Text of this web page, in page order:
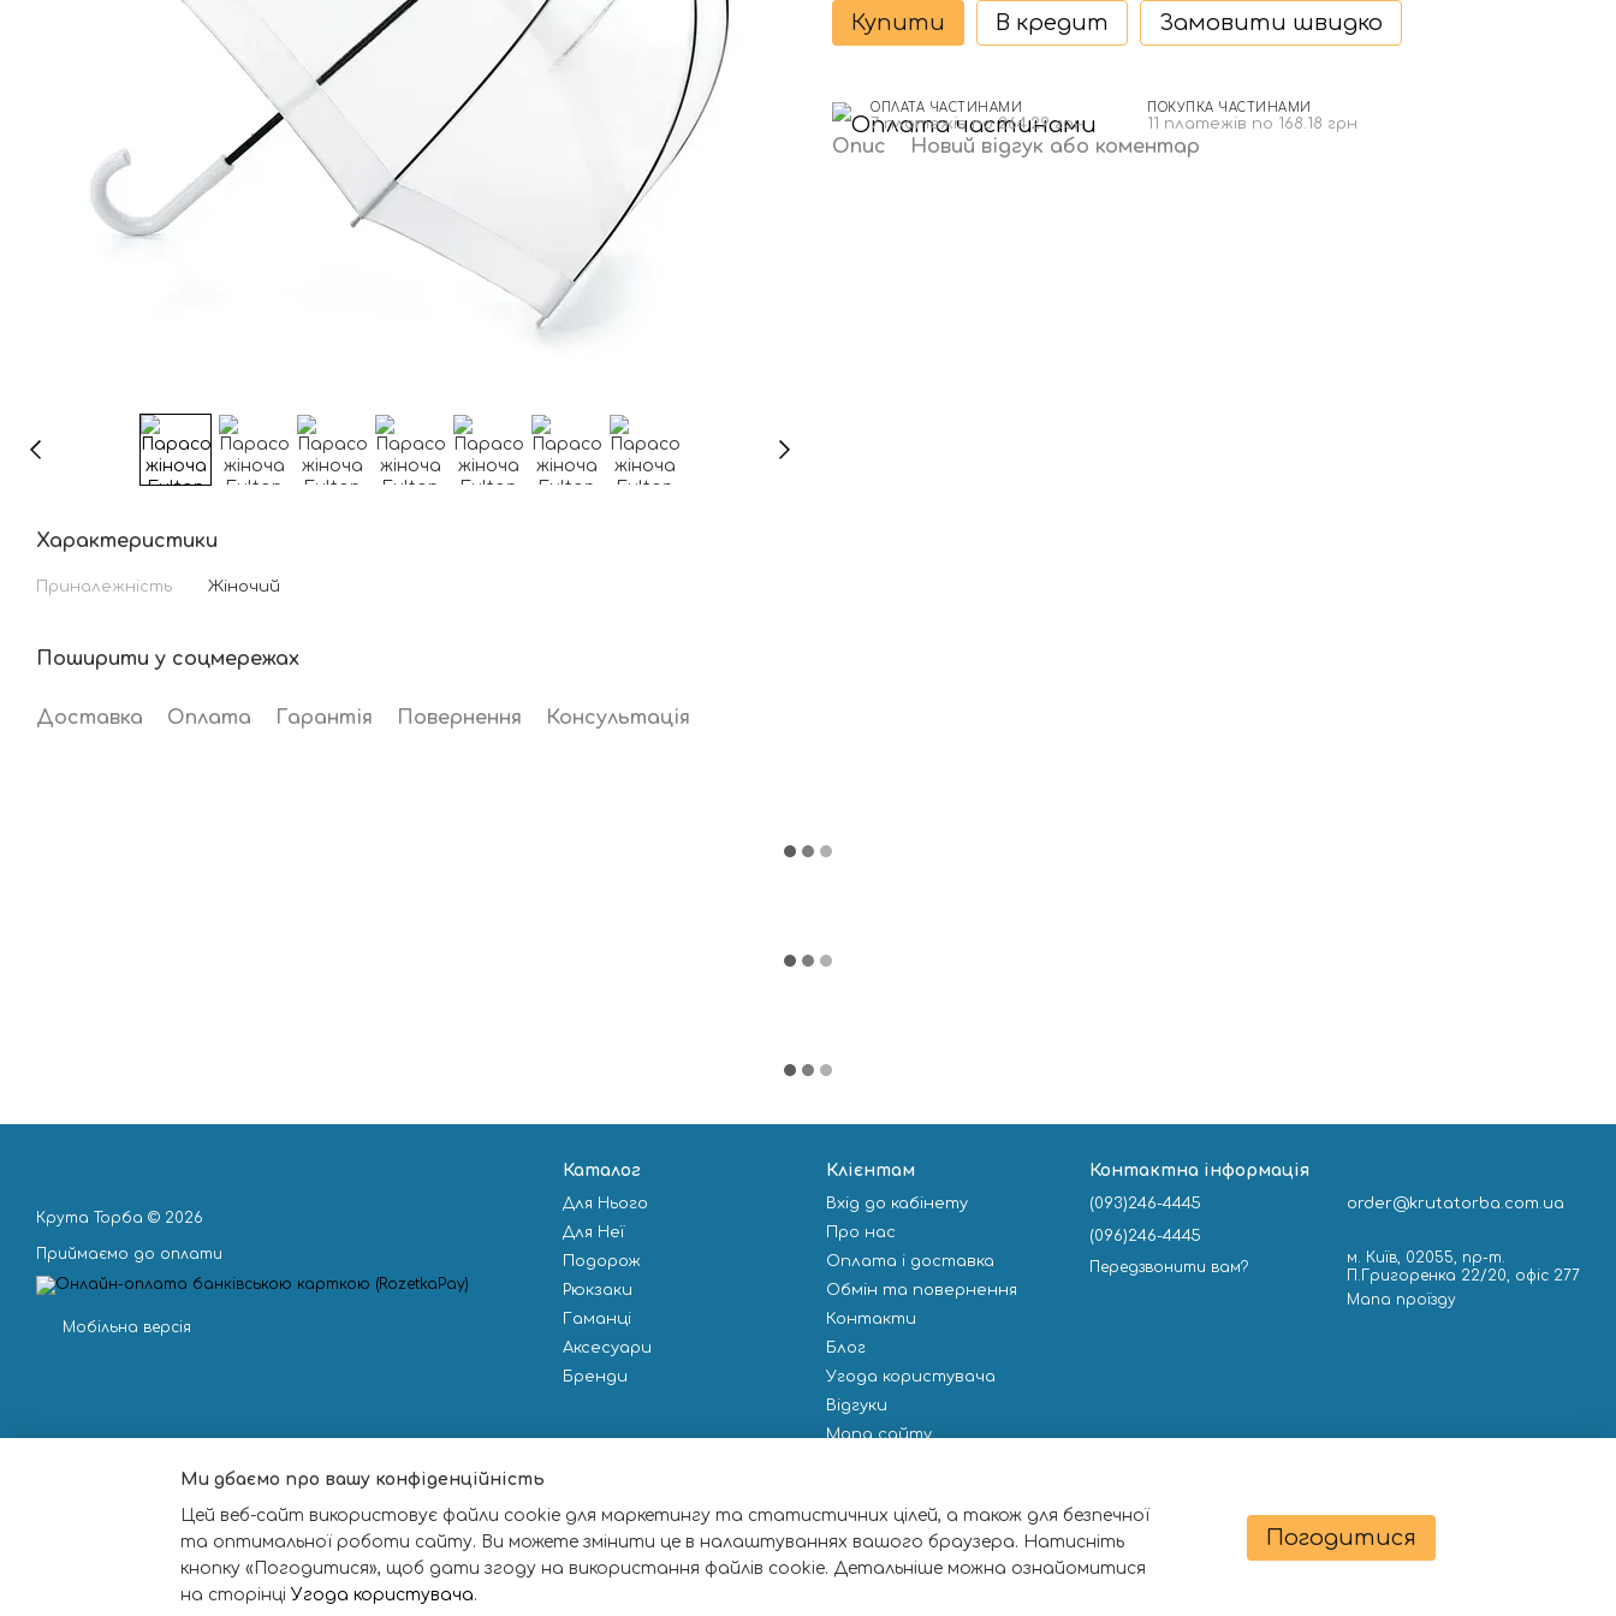
Характеристики
Приналежність Жіночий
Поширити у соцмережах
Доставка Оплата Гарантія Повернення Консультація
Купити В кредит Замовити швидко
ОПЛАТА ЧАСТИНАМИ
7 платежів по 264.29 грн
ПОКУПКА ЧАСТИНАМИ
11 платежів по 168.18 грн
Опис Новий відгук або коментар
Крута Торба © 2026
Приймаємо до оплати
Мобільна версія
Каталог
Для Нього
Для Неї
Подорож
Рюкзаки
Гаманці
Аксесуари
Бренди
Клієнтам
Вхід до кабінету
Про нас
Оплата і доставка
Обмін та повернення
Контакти
Блог
Угода користувача
Відгуки
Мапа сайту
Ми в соцмережах
Контактна інформація
(093)246-4445
(096)246-4445
Передзвонити вам?
order@krutatorba.com.ua
м. Київ, 02055, пр-т.
П.Григоренка 22/20, офіс 277
Мапа проїзду
Ми дбаємо про вашу конфіденційність
Цей веб-сайт використовує файли cookie для маркетингу та статистичних цілей, а також для безпечної
та оптимальної роботи сайту. Ви можете змінити це в налаштуваннях вашого браузера. Натисніть
кнопку «Погодитися», щоб дати згоду на використання файлів cookie. Детальніше можна ознайомитися
на сторінці Угода користувача.
Погодитися